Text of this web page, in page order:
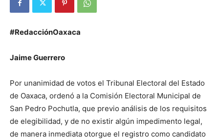
#RedacciónOaxaca
Jaime Guerrero
Por unanimidad de votos el Tribunal Electoral del Estado
de Oaxaca, ordenó a la Comisión Electoral Municipal de
San Pedro Pochutla, que previo análisis de los requisitos
de elegibilidad, y de no existir algún impedimento legal,
de manera inmediata otorgue el registro como candidato